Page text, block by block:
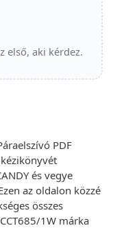
első, aki kérdez.
PDF
és vegye
az oldalon közzé
összes
1W márka